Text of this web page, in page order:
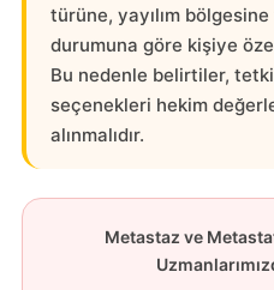
türüne, yayılım
durumuna göre kişiye
Bu nedenle belirtiler,
seçenekleri hekim
alınmalıdır.
Metastaz ve